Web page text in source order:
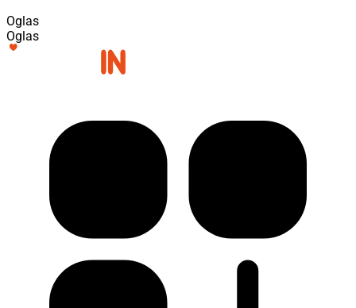
Oglas
Oglas